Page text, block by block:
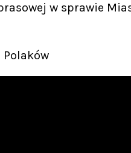
w sprawie
Polaków